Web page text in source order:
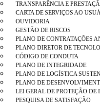
TRANSPARÊNCIA E
CARTA DE SERVIÇOS AO
OUVIDORIA
GESTÃO DE RISCOS
PLANO DE CONTRATAÇÕES
PLANO DIRETOR DE
CÓDIGO DE CONDUTA
PLANO DE INTEGRIDADE
PLANO DE LOGÍSTICA
PLANO DE
LEI GERAL DE PROTEÇÃO DE
PESQUISA DE SATISFAÇÃO